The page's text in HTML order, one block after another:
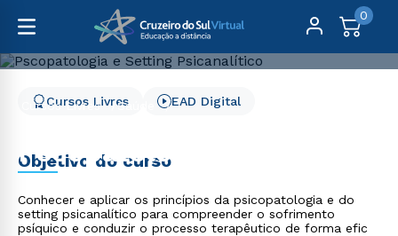
0
Cursos Livres
Saúde
Pscopatologia e Setting
Psicanalítico
Cursos Livres EAD Digital
Objetivo do curso
Conhecer e aplicar os princípios da psicopatologia e do
setting psicanalítico para compreender o sofrimento
psíquico e conduzir o processo terapêutico de forma efic